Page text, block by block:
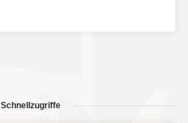
Schnellzugriffe